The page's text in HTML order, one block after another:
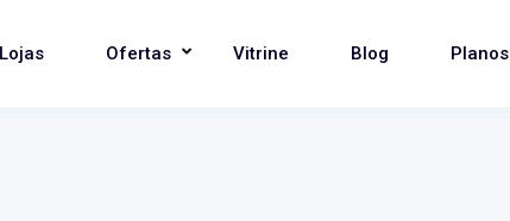
Lojas Ofertas Vitrine Blog Planos